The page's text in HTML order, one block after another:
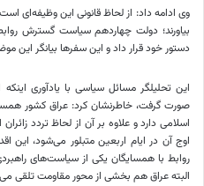
وی ادامه داد: از لحاظ قانونی این وظیفه‌ای
بیاورند؛ دولت چهاردهم سیاست گسترش
دستور خود قرار داد و این سفرها بیانگر این
این تحلیلگر مسائل سیاسی با یادآوری
صورت گرفت، خاطرنشان کرد: عراق کشور
اسلامی دارد و علاوه بر آن از لحاظ تردد زائران
اوج آن در ایام اربعین متبلور می‌شود،
روابط با همسایگان یکی از سیاست‌های
البته عراق هم بخشی از محور مقاومت تلقی